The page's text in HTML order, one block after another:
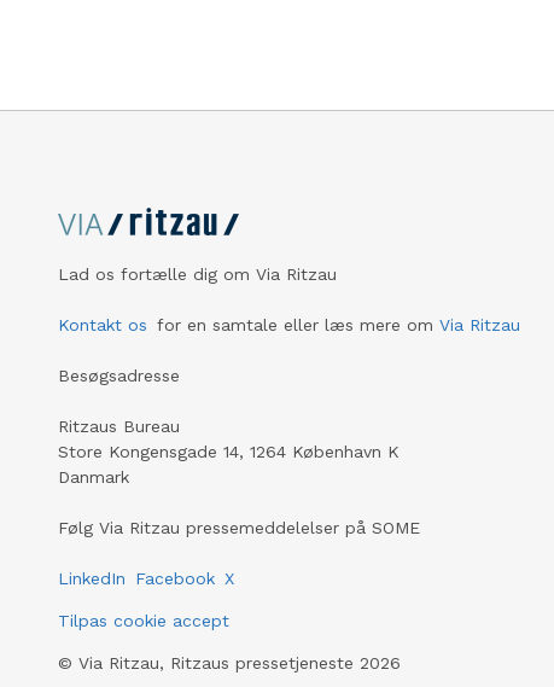
Lad os fortælle dig om Via Ritzau
Kontakt os for en samtale eller læs mere om Via Ritzau
Besøgsadresse
Ritzaus Bureau
Store Kongensgade 14, 1264 København K
Danmark
Følg Via Ritzau pressemeddelelser på SOME
LinkedIn Facebook X
Tilpas cookie accept
© Via Ritzau, Ritzaus pressetjeneste 2026